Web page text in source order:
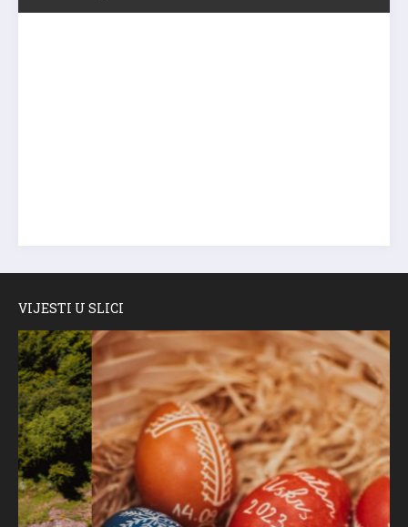
VIJESTI U SLICI